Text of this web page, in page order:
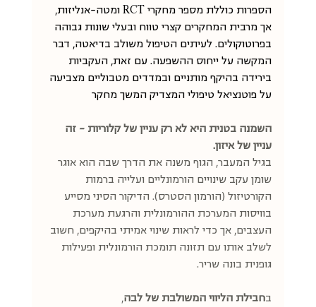
הספרות כוללת מספר מחקרי RCT ומטה-אנליזות,
אך מרבית המחקרים קצרי טווח ובעלי שונות גבוהה
בפרוטוקולים. לעיתים הטיפול משולב בדיאטה, דבר
המקשה על ייחוס ההשפעה. עם זאת, העקביות
בירידה בהיקף מותניים ובמדדים מטבוליים מצביעה
על פוטנציאל טיפולי המצדיק המשך מחקר
השמנה בטנית היא לא רק עניין של קלוריות - זה
עניין של איזון.
בגיל המעבר, הגוף משנה את הדרך שבה הוא אוגר
שומן עקב שינויים הורמונליים ועלייה ברמות
הקורטיזול (הורמון הסטרס). הדיקור הסיני מסייע
בוויסות המערכת ההורמונלית והרגעת מערכת
העצבים, אך כדי לראות שינוי אמיתי בהיקפים, חשוב
לשלב אותו עם תזונה תומכת הורמונלית ופעילות
גופנית בונה שריר.
בחבילת הליווי המשולבת של לבה,